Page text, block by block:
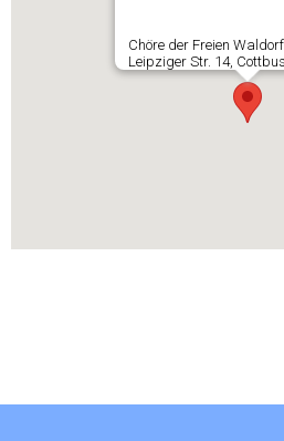
Chöre der Freien
Leipziger Str. 14,